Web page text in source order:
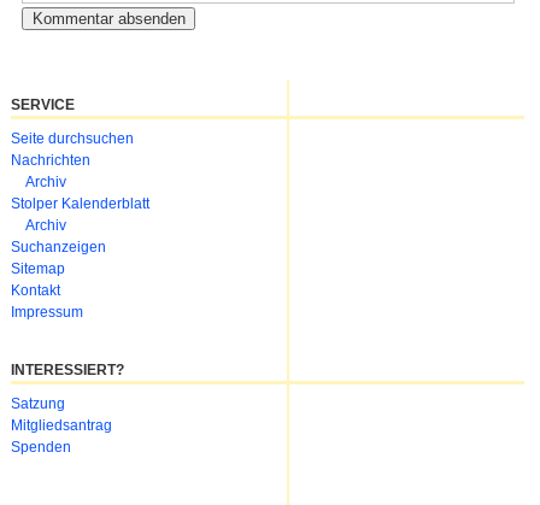
SERVICE
Navigation
überspringen
Seite durchsuchen
Nachrichten
Archiv
Stolper Kalenderblatt
Archiv
Suchanzeigen
Sitemap
Kontakt
Impressum
INTERESSIERT?
Navigation
überspringen
Satzung
Mitgliedsantrag
Spenden